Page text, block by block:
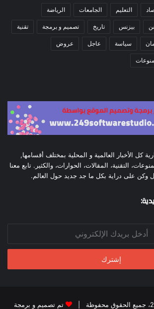
التعليم الجامعات الرياضة
بيزنس تاريخ تصميم و برمجة تقنية
سياسة عاجل عروض
منوعات
كل الأخبار العالمية و المحلية بمختلف أقسامها,
التقنية، المقالات، الحوارات، والكثير. تابع معنا
وكن على دراية بكل ما جد جديد حول العالم.
تم تصميم و برمجة